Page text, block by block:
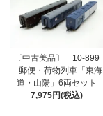
〔中古美品〕 10-899
郵便・荷物列車「東海
道・山陽」6両セット
7,975円(税込)